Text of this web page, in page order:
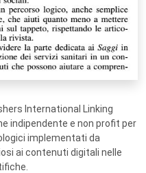
International Linking
indipendente e non profit per
implementati da
ai contenuti digitali nelle